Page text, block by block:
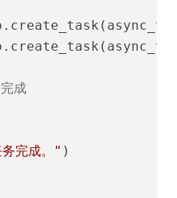
成
完成。" )